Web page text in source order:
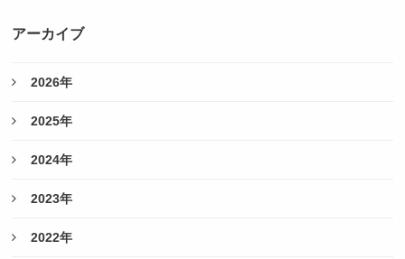
アーカイブ
2026年
2025年
2024年
2023年
2022年